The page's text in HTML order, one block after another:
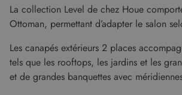
La collection Level de chez Houe
Ottoman, permettant d’adapter le salon
Les canapés extérieurs 2 places
tels que les rooftops, les jardins et les
et de grandes banquettes avec